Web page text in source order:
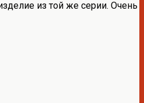
из той же серии. Очень